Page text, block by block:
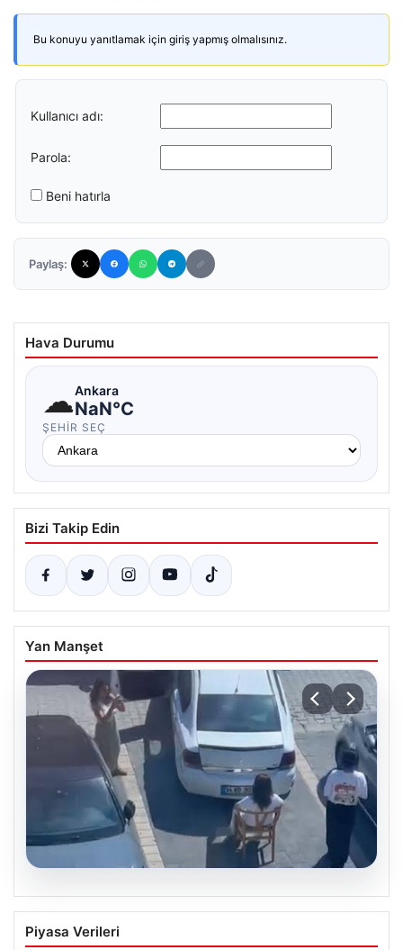
Bu konuyu yanıtlamak için giriş yapmış olmalısınız.
Kullanıcı adı:
Parola:
Beni hatırla
Paylaş:
Hava Durumu
☁Ankara
NaN°C
ŞEHIR SEÇ
Bizi Takip Edin
Yan Manşet
05.08.2026
Yalova’da Şaşırtan Engelleme: Kafe
Önüne Park Etmek İsteyen Sürücüye
Piyasa Verileri